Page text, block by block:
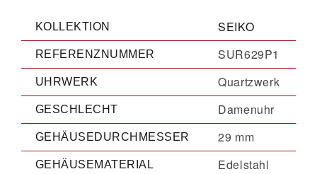
KOLLEKTION SEIKO
REFERENZNUMMER SUR629P1
UHRWERK Quartzwerk
GESCHLECHT Damenuhr
GEHÄUSEDURCHMESSER 29 mm
GEHÄUSEMATERIAL Edelstahl